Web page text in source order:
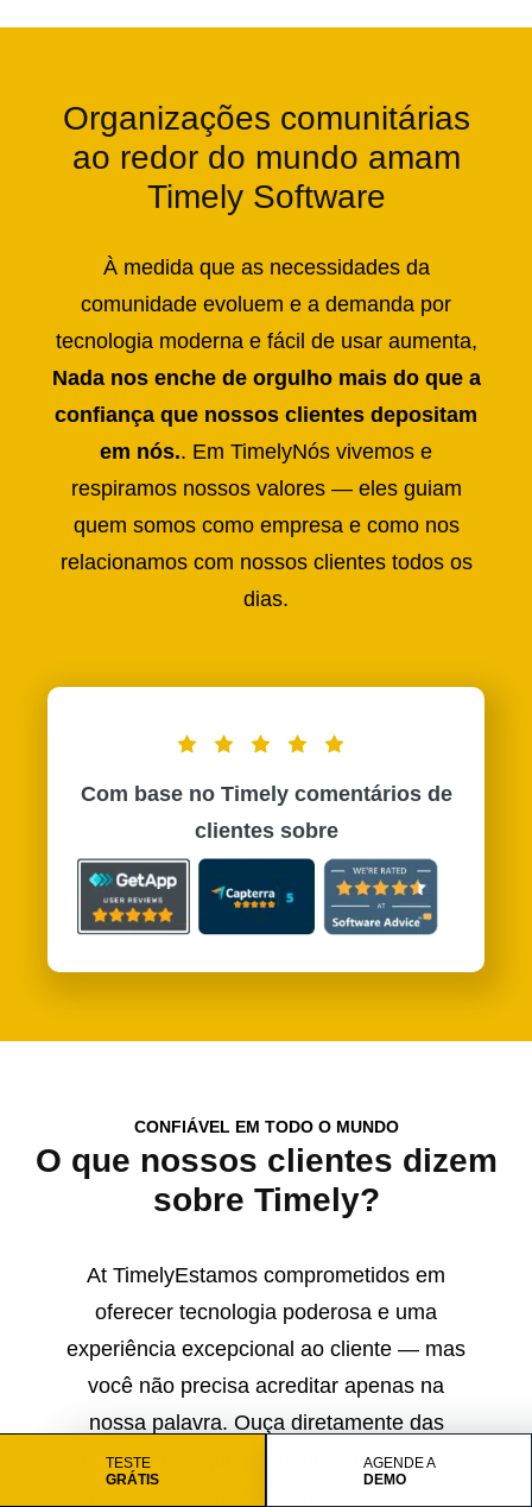
TESTE
GRÁTIS
AGENDE A
DEMO
Organizações comunitárias
ao redor do mundo amam
Timely Software
À medida que as necessidades da
comunidade evoluem e a demanda por
tecnologia moderna e fácil de usar aumenta,
Nada nos enche de orgulho mais do que a
confiança que nossos clientes depositam
em nós.. Em TimelyNós vivemos e
respiramos nossos valores — eles guiam
quem somos como empresa e como nos
relacionamos com nossos clientes todos os
dias.
Com base no Timely comentários de
clientes sobre
CONFIÁVEL EM TODO O MUNDO
O que nossos clientes dizem
sobre Timely?
At TimelyEstamos comprometidos em
oferecer tecnologia poderosa e uma
experiência excepcional ao cliente — mas
você não precisa acreditar apenas na
nossa palavra. Ouça diretamente das
organizações que usam nosso software e